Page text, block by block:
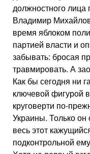
должностного лица
Владимир
время яблоком
партией власти и
забывать: бросая
травмировать. А
Как бы сегодня ни
ключевой фигурой
круговерти по-
Украины. Только он
весь этот
подконтрольной